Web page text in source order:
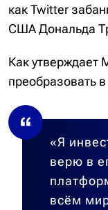
как Twitter
США Дональда
Как утверждает
преобразовать
«Я
верю в
всём